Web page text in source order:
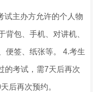
主办方允许的个人物
背包、手机、对讲机、
便签、纸张等。 4.考生
的考试，需7天后再次
后再次预约。